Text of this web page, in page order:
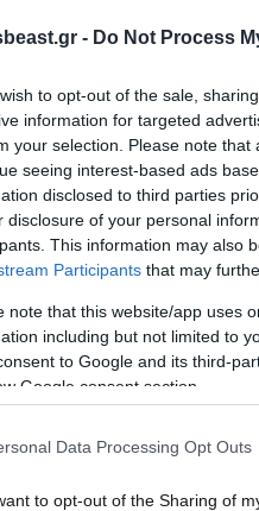
- Do Not Process
to opt-out of the sale,
information for targeted
your selection. Please note
seeing interest-based ads
disclosed to third parties
disclosure of your personal
This information may also
Participants that may
note that this website/app uses
including but not limited to
to Google and its third-
Google consent section.
Data Processing Opt Outs
to opt-out of the Sharing of
του 2007, η νεαρή
στην πλατεία
καλώδια, και έσπασε
σε καισαρική